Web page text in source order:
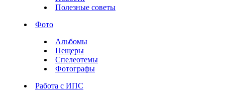
Полезные советы
Фото
Альбомы
Пещеры
Спелеотемы
Фотографы
Работа с ИПС